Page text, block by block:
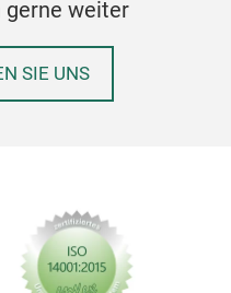
gerne weiter
SIE UNS